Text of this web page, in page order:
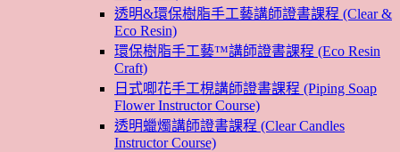
透明&環保樹脂手工藝講師證書課程 (Clear &
Eco Resin)
環保樹脂手工藝™講師證書課程 (Eco Resin
Craft)
日式唧花手工梘講師證書課程 (Piping Soap
Flower Instructor Course)
透明蠟燭講師證書課程 (Clear Candles
Instructor Course)